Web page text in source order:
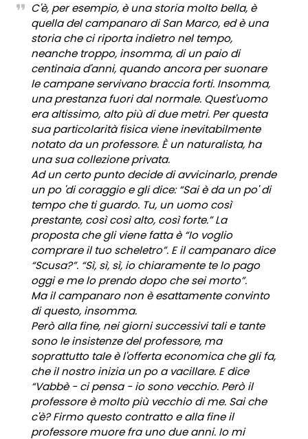
C'è, per esempio, è una storia molto bella, è
quella del campanaro di San Marco, ed è una
storia che ci riporta indietro nel tempo,
neanche troppo, insomma, di un paio di
centinaia d'anni, quando ancora per suonare
le campane servivano braccia forti. Insomma,
una prestanza fuori dal normale. Quest'uomo
era altissimo, alto più di due metri. Per questa
sua particolarità fisica viene inevitabilmente
notato da un professore. È un naturalista, ha
una sua collezione privata.
Ad un certo punto decide di avvicinarlo, prende
un po 'di coraggio e gli dice: “Sai è da un po' di
tempo che ti guardo. Tu, un uomo così
prestante, così così alto, così forte.” La
proposta che gli viene fatta è “Io voglio
comprare il tuo scheletro”. E il campanaro dice
“Scusa?”. “Sì, sì, sì, io chiaramente te lo pago
oggi e me lo prendo dopo che sei morto”.
Ma il campanaro non è esattamente convinto
di questo, insomma.
Però alla fine, nei giorni successivi tali e tante
sono le insistenze del professore, ma
soprattutto tale è l'offerta economica che gli fa,
che il nostro inizia un po a vacillare. E dice
“Vabbè - ci pensa - io sono vecchio. Però il
professore è molto più vecchio di me. Sai che
c'è? Firmo questo contratto e alla fine il
professore muore fra uno due anni. Io mi